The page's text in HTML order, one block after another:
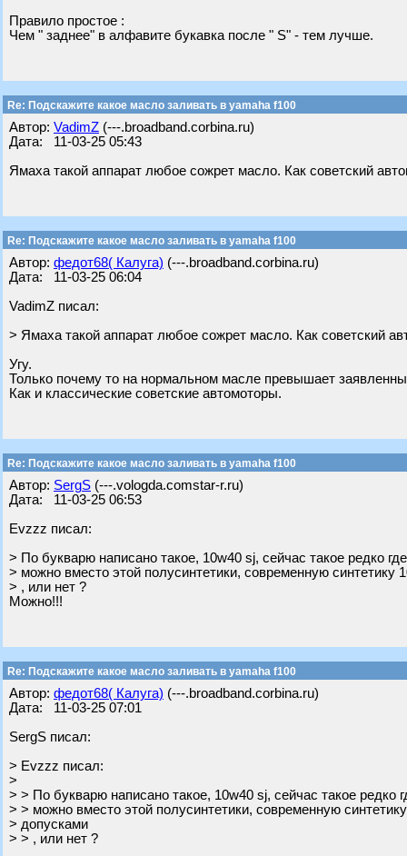
Правило простое :
Чем " заднее" в алфавите букавка после " S" - тем лучше.
Re: Подскажите какое масло заливать в yamaha f100
Автор: VadimZ (---.broadband.corbina.ru)
Дата: 11-03-25 05:43
Ямаха такой аппарат любое сожрет масло. Как советский
Re: Подскажите какое масло заливать в yamaha f100
Автор: федот68( Калуга) (---.broadband.corbina.ru)
Дата: 11-03-25 06:04
VadimZ писал:
> Ямаха такой аппарат любое сожрет масло. Как советский
Угу.
Только почему то на нормальном масле превышает
Как и классические советские автомоторы.
Re: Подскажите какое масло заливать в yamaha f100
Автор: SergS (---.vologda.comstar-r.ru)
Дата: 11-03-25 06:53
Evzzz писал:
> По букварю написано такое, 10w40 sj, сейчас такое редко
> можно вместо этой полусинтетики, современную синтетику
> , или нет ?
Можно!!!
Re: Подскажите какое масло заливать в yamaha f100
Автор: федот68( Калуга) (---.broadband.corbina.ru)
Дата: 11-03-25 07:01
SergS писал:
> Evzzz писал:
>
> > По букварю написано такое, 10w40 sj, сейчас такое редко
> > можно вместо этой полусинтетики, современную
> допусками
> > , или нет ?